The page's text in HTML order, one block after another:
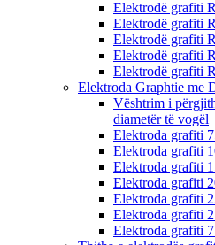
Elektrodë grafiti
Elektrodë grafiti
Elektrodë grafiti
Elektrodë grafiti
Elektrodë grafiti
Elektroda Graphtie me
Vështrim i
diametër të vogël
Elektroda grafiti
Elektroda grafiti
Elektroda grafiti
Elektroda grafiti
Elektroda grafiti
Elektroda grafiti
Elektroda grafiti